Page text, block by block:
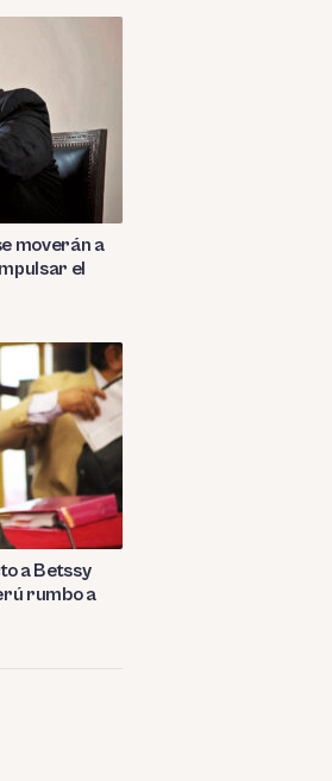
moverán a
el
a Betssy
rumbo a